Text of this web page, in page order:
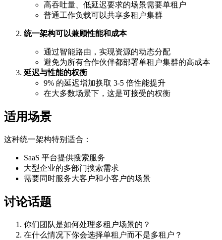
高吞吐量、低延迟要求的场景需要单租户
普通工作负载可以共享多租户集群
统一架构可以兼顾性能和成本
通过智能路由，实现资源的动态分配
避免为所有合作伙伴都部署单租户集群的高成本
延迟与性能的权衡
9% 的延迟增加换取 3-5 倍性能提升
在大多数场景下，这是可接受的权衡
适用场景
这种统一架构特别适合：
SaaS 平台提供搜索服务
大型企业的多部门搜索需求
需要同时服务大客户和小客户的场景
讨论话题
你们团队是如何处理多租户场景的？
在什么情况下你会选择单租户而不是多租户？